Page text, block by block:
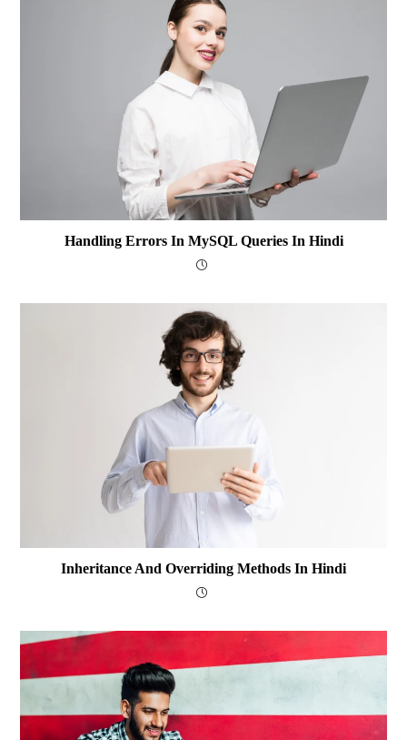
Handling Errors In MySQL Queries In Hindi
Inheritance And Overriding Methods In Hindi